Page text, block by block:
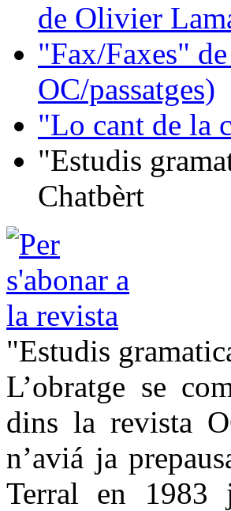
de Olivier
"Fax/Faxes"
OC/passatges)
"Lo cant de la
"Estudis
Chatbèrt
"Estudis
L’obratge se
dins la revista
n’aviá ja
Terral en 1983